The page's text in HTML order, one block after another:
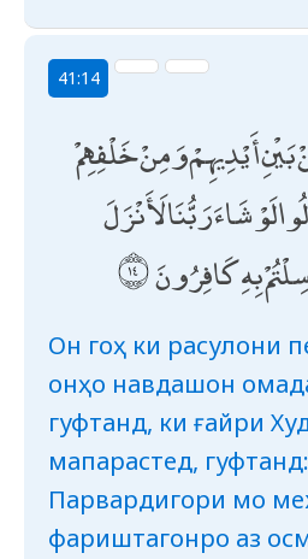
41:14
بَيْنِ أَيْدِيهِمْ وَمِنْ خَلْفِهِمْ
لَوْ شَاءَ رَبُّنَا لَأَنْزَلَ
بِهِ كَافِرُونَ
Он гоҳ ки расулони
онҳо навдашон
гуфтанд, ки ғайри
мапарастед,
Парвардигори мо
фариштагонро аз